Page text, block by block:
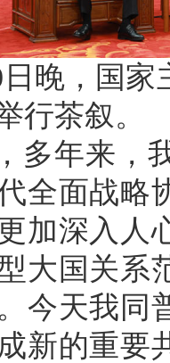
日晚，国
行茶叙。
多年来，
全面战略
加深入人
大国关系
今天我同
新的重要